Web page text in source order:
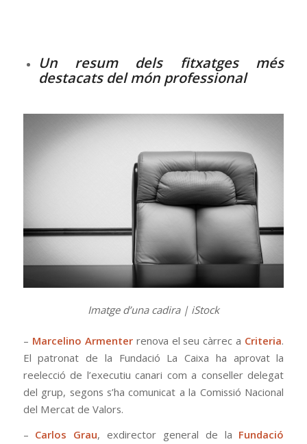
Un resum dels fitxatges més
destacats del món professional
Imatge d’una cadira | iStock
– Marcelino Armenterrenova el seu càrrec a Criteria.
El patronat de la Fundació La Caixa ha aprovat la
reelecció de l’executiu canari com a conseller delegat
del grup, segons s’ha comunicat a la Comissió Nacional
del Mercat de Valors.
– Carlos Grau, exdirector general de la Fundació